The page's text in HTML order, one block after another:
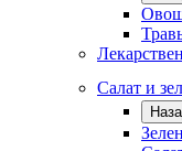
Салат и